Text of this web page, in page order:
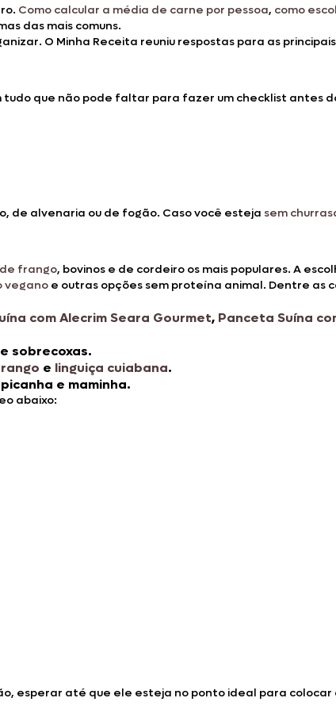
Como calcular a média de carne por pessoa, como
das mais comuns.
O Minha Receita reuniu respostas para as
que não pode faltar para fazer um checklist antes
de alvenaria ou de fogão. Caso você esteja sem
frango, bovinos e de cordeiro os mais populares. A
vegano e outras opções sem proteína animal. Dentre as
com Alecrim Seara Gourmet, Panceta Suína
sobrecoxas.
e linguiça cuiabana.
e maminha.
abaixo:
esperar até que ele esteja no ponto ideal para